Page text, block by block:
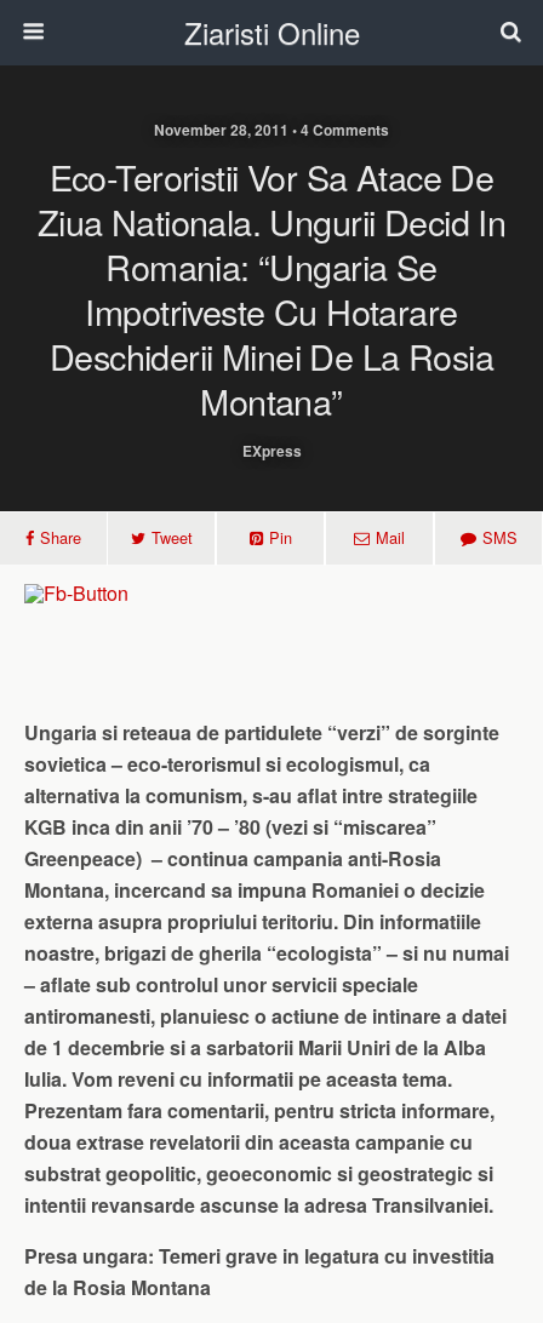
Ziaristi Online
November 28, 2011 • 4 Comments
Eco-Teroristii Vor Sa Atace De
Ziua Nationala. Ungurii Decid In
Romania: “Ungaria Se
Impotriveste Cu Hotarare
Deschiderii Minei De La Rosia
Montana”
EXpress
Share Tweet Pin Mail SMS
Ungaria si reteaua de partidulete “verzi” de sorginte
sovietica – eco-terorismul si ecologismul, ca
alternativa la comunism, s-au aflat intre strategiile
KGB inca din anii ’70 – ’80 (vezi si “miscarea”
Greenpeace) – continua campania anti-Rosia
Montana, incercand sa impuna Romaniei o decizie
externa asupra propriului teritoriu. Din informatiile
noastre, brigazi de gherila “ecologista” – si nu numai
– aflate sub controlul unor servicii speciale
antiromanesti, planuiesc o actiune de intinare a datei
de 1 decembrie si a sarbatorii Marii Uniri de la Alba
Iulia. Vom reveni cu informatii pe aceasta tema.
Prezentam fara comentarii, pentru stricta informare,
doua extrase revelatorii din aceasta campanie cu
substrat geopolitic, geoeconomic si geostrategic si
intentii revansarde ascunse la adresa Transilvaniei.
Presa ungara: Temeri grave in legatura cu investitia
de la Rosia Montana